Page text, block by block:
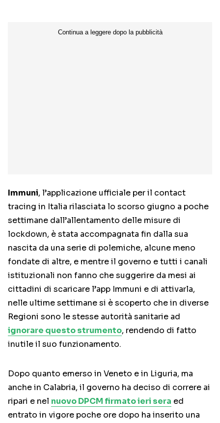
Immuni, l’applicazione ufficiale per il contact
tracing in Italia rilasciata lo scorso giugno a poche
settimane dall’allentamento delle misure di
lockdown, è stata accompagnata fin dalla sua
nascita da una serie di polemiche, alcune meno
fondate di altre, e mentre il governo e tutti i canali
istituzionali non fanno che suggerire da mesi ai
cittadini di scaricare l’app Immuni e di attivarla,
nelle ultime settimane si è scoperto che in diverse
Regioni sono le stesse autorità sanitarie ad
ignorare questo strumento, rendendo di fatto
inutile il suo funzionamento.
Dopo quanto emerso in Veneto e in Liguria, ma
anche in Calabria, il governo ha deciso di correre ai
ripari e nel nuovo DPCM firmato ieri sera ed
entrato in vigore poche ore dopo ha inserito una